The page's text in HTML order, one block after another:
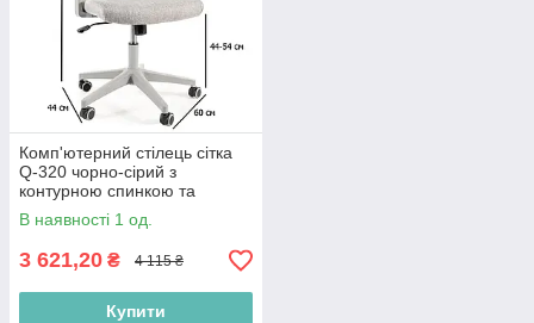
Комп'ютерний стілець сітка
Q-320 чорно-сірий з
контурною спинкою та
підлокітниками для школяра
В наявності 1 од.
3 621,20 ₴ 4 115 ₴
Купити